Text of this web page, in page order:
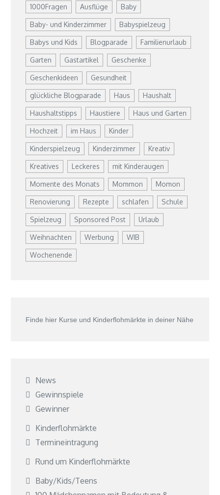
1000Fragen Ausflüge Baby
Baby- und Kinderzimmer Babyspielzeug
Babys und Kids Blogparade Familienurlaub
Garten Gastartikel Geschenke
Geschenkideen Gesundheit
glückliche Blogparade Haus Haushalt
Haushaltstipps Haustiere Haus und Garten
Hochzeit im Haus Kinder
Kinderspielzeug Kinderzimmer Kreativ
Kreatives Leckeres mit Kinderaugen
Momente des Monats Mommon Momon
Renovierung Rezepte schlafen Schule
Spielzeug Sponsored Post Urlaub
Weihnachten Werbung WIB
Wochenende
Finde hier Kurse und Kinderflohmärkte in deiner Nähe
News
Gewinnspiele
Gewinner
Kinderflohmärkte
Termineintragung
Rund um Kinderflohmärkte
Baby/Kids/Teens